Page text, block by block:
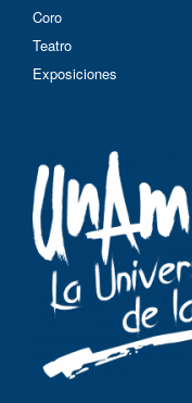
Coro
Teatro
Exposiciones